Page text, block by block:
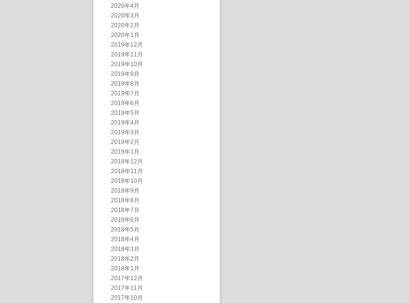
2020年4月
2020年3月
2020年2月
2020年1月
2019年12月
2019年11月
2019年10月
2019年9月
2019年8月
2019年7月
2019年6月
2019年5月
2019年4月
2019年3月
2019年2月
2019年1月
2018年12月
2018年11月
2018年10月
2018年9月
2018年8月
2018年7月
2018年6月
2018年5月
2018年4月
2018年3月
2018年2月
2018年1月
2017年12月
2017年11月
2017年10月